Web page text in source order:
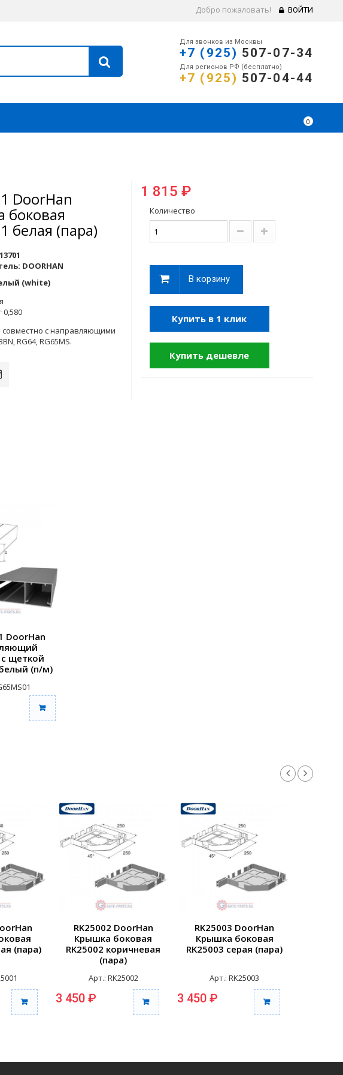
Добро пожаловать! ВОЙТИ
Для звонков из Москвы
+7 (925) 507-07-34
Для регионов РФ (бесплатно)
+7 (925) 507-04-44
0
DoorHan
боковая
белая (пара)
DOORHAN
(white)
0,580
совместно с направляющими
RG64, RG65MS.
1 815 ₽
Количество
В корзину
Купить в 1 клик
Купить дешевле
DoorHan
щеткой
белый (п/м)
(пара)
RK25002 DoorHan
Крышка боковая
RK25002 коричневая
(пара)
Арт.: RK25002
3 450 ₽
RK25003 DoorHan
Крышка боковая
RK25003 серая (пара)
Арт.: RK25003
3 450 ₽